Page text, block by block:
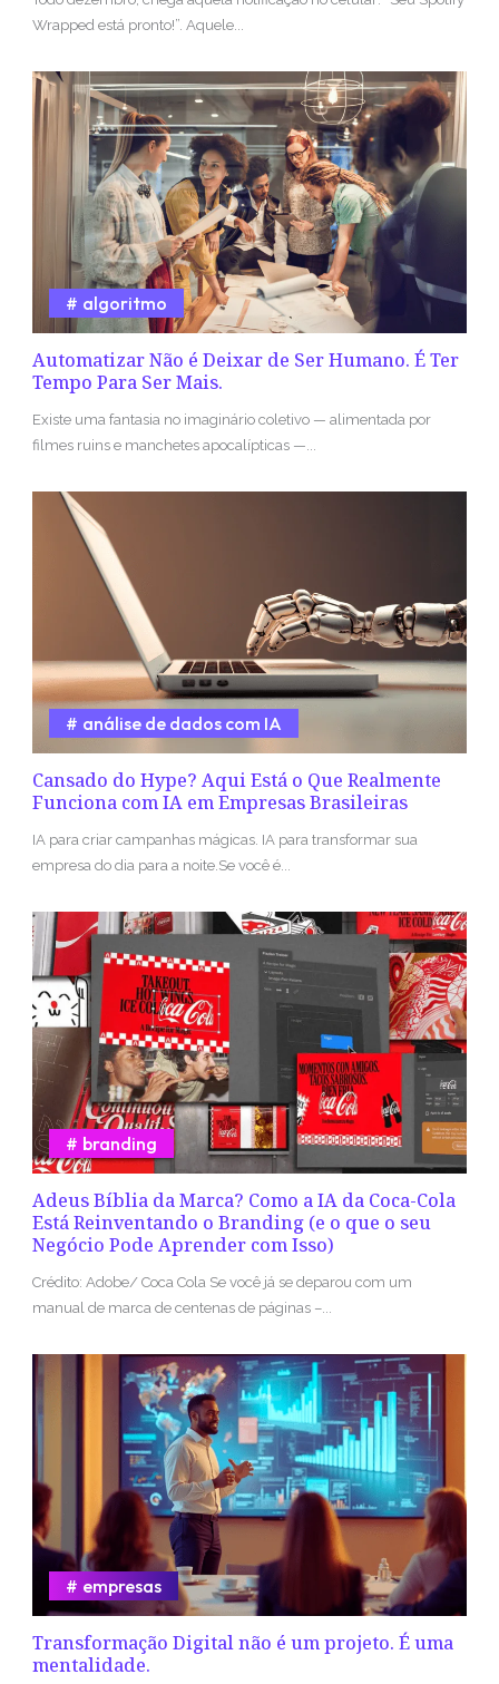
Wrapped está pronto!”. Aquele...
Automatizar Não é Deixar de Ser Humano. É Ter
Tempo Para Ser Mais.
algoritmo
Existe uma fantasia no imaginário coletivo — alimentada por
filmes ruins e manchetes apocalípticas —...
Cansado do Hype? Aqui Está o Que Realmente
Funciona com IA em Empresas Brasileiras
análise de dados com IA
IA para criar campanhas mágicas. IA para transformar sua
empresa do dia para a noite.Se você é...
Adeus Bíblia da Marca? Como a IA da Coca-Cola
Está Reinventando o Branding (e o que o seu
Negócio Pode Aprender com Isso)
branding
Crédito: Adobe/ Coca Cola Se você já se deparou com um
manual de marca de centenas de páginas –...
Transformação Digital não é um projeto. É uma
mentalidade.
empresas